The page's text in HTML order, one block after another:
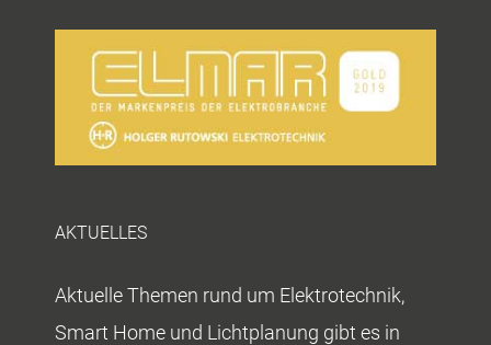
AKTUELLES
Aktuelle Themen rund um Elektrotechnik,
Smart Home und Lichtplanung gibt es in